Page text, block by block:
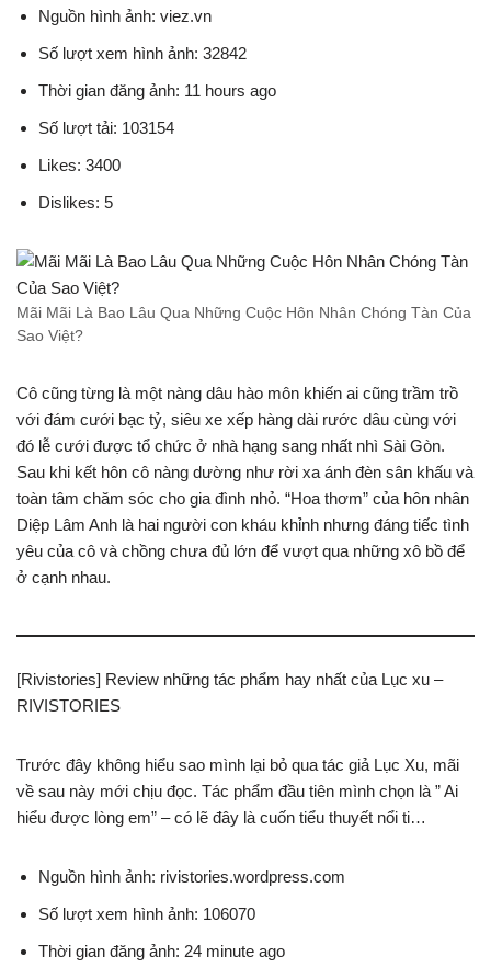
Nguồn hình ảnh: viez.vn
Số lượt xem hình ảnh: 32842
Thời gian đăng ảnh: 11 hours ago
Số lượt tải: 103154
Likes: 3400
Dislikes: 5
Mãi Mãi Là Bao Lâu Qua Những Cuộc Hôn Nhân Chóng Tàn Của
Sao Việt?
Cô cũng từng là một nàng dâu hào môn khiến ai cũng trầm trồ
với đám cưới bạc tỷ, siêu xe xếp hàng dài rước dâu cùng với
đó lễ cưới được tổ chức ở nhà hạng sang nhất nhì Sài Gòn.
Sau khi kết hôn cô nàng dường như rời xa ánh đèn sân khấu và
toàn tâm chăm sóc cho gia đình nhỏ. “Hoa thơm” của hôn nhân
Diệp Lâm Anh là hai người con kháu khỉnh nhưng đáng tiếc tình
yêu của cô và chồng chưa đủ lớn để vượt qua những xô bồ để
ở cạnh nhau.
[Rivistories] Review những tác phẩm hay nhất của Lục xu –
RIVISTORIES
Trước đây không hiểu sao mình lại bỏ qua tác giả Lục Xu, mãi
về sau này mới chịu đọc. Tác phẩm đầu tiên mình chọn là ” Ai
hiểu được lòng em” – có lẽ đây là cuốn tiểu thuyết nổi ti…
Nguồn hình ảnh: rivistories.wordpress.com
Số lượt xem hình ảnh: 106070
Thời gian đăng ảnh: 24 minute ago